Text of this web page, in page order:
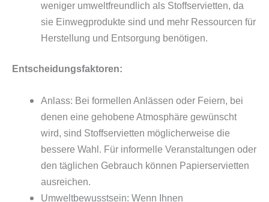
weniger umweltfreundlich als Stoffservietten, da
sie Einwegprodukte sind und mehr Ressourcen für
Herstellung und Entsorgung benötigen.
Entscheidungsfaktoren:
Anlass: Bei formellen Anlässen oder Feiern, bei
denen eine gehobene Atmosphäre gewünscht
wird, sind Stoffservietten möglicherweise die
bessere Wahl. Für informelle Veranstaltungen oder
den täglichen Gebrauch können Papierservietten
ausreichen.
Umweltbewusstsein: Wenn Ihnen